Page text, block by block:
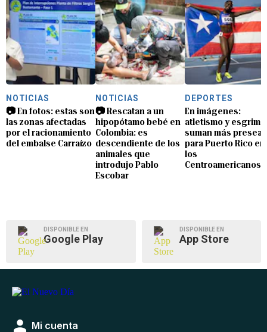
NOTICIAS
📷 En fotos: estas son
las zonas afectadas
por el racionamiento
del embalse Carraízo
NOTICIAS
📷 Rescatan a un
hipopótamo bebé en
Colombia: es
descendiente de los
animales que
introdujo Pablo
Escobar
DEPORTES
En imágenes:
atletismo y esgrima
suman más preseas
para Puerto Rico en
los
Centroamericanos
DISPONIBLE EN
Google Play
DISPONIBLE EN
App Store
Mi cuenta